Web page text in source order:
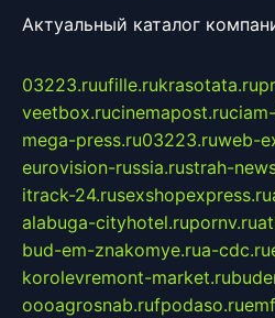
Актуальный каталог
03223.ruufille.rukrasotata.ru
veetbox.rucinemapost.ru
mega-press.ru03223.ruweb-
eurovision-russia.rustrah-
itrack-24.rusexshopexpress.ru
alabuga-cityhotel.rupornv.ru
bud-em-znakomye.rua-cdc.ru
korolevremont-market.ru
oooagrosnab.rufpodaso.ru